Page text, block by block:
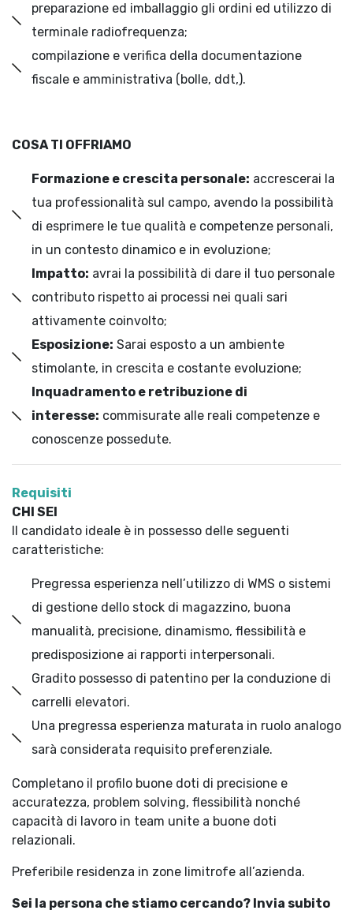
preparazione ed imballaggio gli ordini ed utilizzo di
terminale radiofrequenza;
compilazione e verifica della documentazione
fiscale e amministrativa (bolle, ddt,).
COSA TI OFFRIAMO
Formazione e crescita personale: accrescerai la
tua professionalità sul campo, avendo la possibilità
di esprimere le tue qualità e competenze personali,
in un contesto dinamico e in evoluzione;
Impatto: avrai la possibilità di dare il tuo personale
contributo rispetto ai processi nei quali sari
attivamente coinvolto;
Esposizione: Sarai esposto a un ambiente
stimolante, in crescita e costante evoluzione;
Inquadramento e retribuzione di
interesse: commisurate alle reali competenze e
conoscenze possedute.
Requisiti
CHI SEI
Il candidato ideale è in possesso delle seguenti
caratteristiche:
Pregressa esperienza nell’utilizzo di WMS o sistemi
di gestione dello stock di magazzino, buona
manualità, precisione, dinamismo, flessibilità e
predisposizione ai rapporti interpersonali.
Gradito possesso di patentino per la conduzione di
carrelli elevatori.
Una pregressa esperienza maturata in ruolo analogo
sarà considerata requisito preferenziale.
Completano il profilo buone doti di precisione e
accuratezza, problem solving, flessibilità nonché
capacità di lavoro in team unite a buone doti
relazionali.
Preferibile residenza in zone limitrofe all’azienda.
Sei la persona che stiamo cercando? Invia subito